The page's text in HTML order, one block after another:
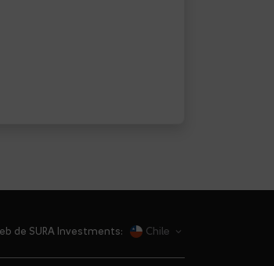
de SURA Investments: Chile
dropdown